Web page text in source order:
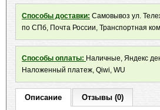
Способы доставки: Самовывоз ул.
по СПб, Почта России, Транспортная
Способы оплаты: Наличные, Яндекс
Наложенный платеж, Qiwi, WU
Описание Отзывы (0)